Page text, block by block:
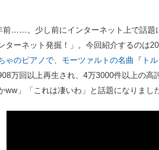
なるネットの話題
……。少し前にインターネット上で話題
ターネット発掘！」。今回紹介するのは
ゃのピアノで、モーツァルトの名曲『ト
万回以上再生され、4万3000件以上の高
ww」「これは凄いわ」と話題になりまし